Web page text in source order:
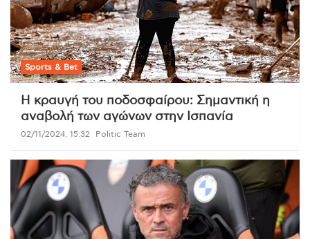
Sports & Bet
Η κραυγή του ποδοσφαίρου: Σημαντική η
αναβολή των αγώνων στην Ισπανία
02/11/2024, 15:32 Politic Team